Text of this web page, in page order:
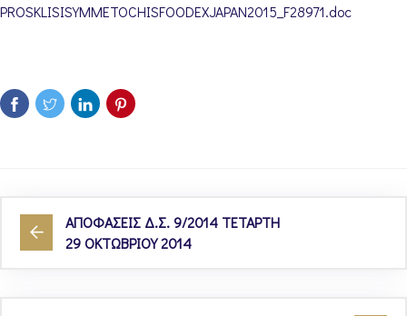
PROSKLISISYMMETOCHISFOODEXJAPAN2015_F28971.doc
ΑΠΟΦΑΣΕΙΣ Δ.Σ. 9/2014 ΤΕΤΑΡΤΗ
29 ΟΚΤΩΒΡΙΟΥ 2014